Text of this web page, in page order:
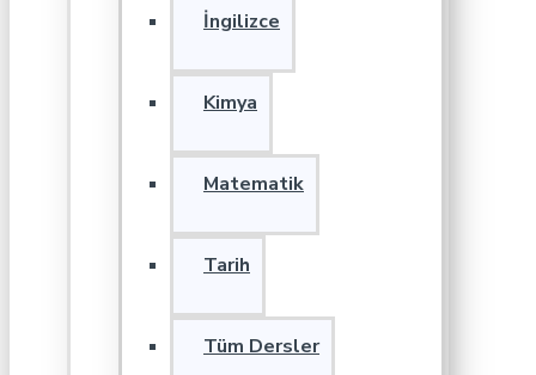
İngilizce
Kimya
Matematik
Tarih
Tüm Dersler